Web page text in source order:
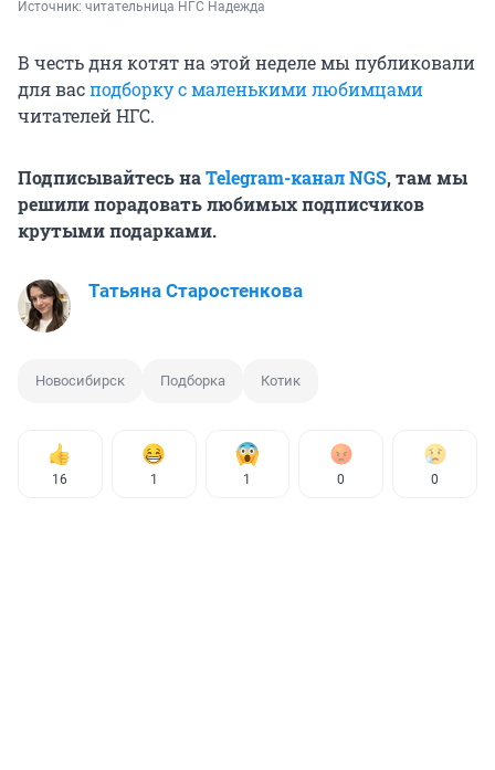
Источник: читательница НГС Надежда
В честь дня котят на этой неделе мы публиковали
для васподборку с маленькими любимцами
читателей НГС.
Подписывайтесь наTelegram-канал NGS, там мы
решили порадовать любимых подписчиков
крутыми подарками.
Татьяна Старостенкова
Новосибирск Подборка Котик
16 1 1 0 0